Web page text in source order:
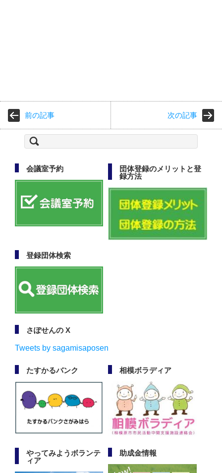
前の記事 次の記事
検
索:
会議室予約
団体登録のメリットと登
録方法
登録団体検索
さぽせんの X
Tweets by sagamisaposen
たすかるバンク 相模ボラディア
やってみようボランテ
ィア
助成金情報